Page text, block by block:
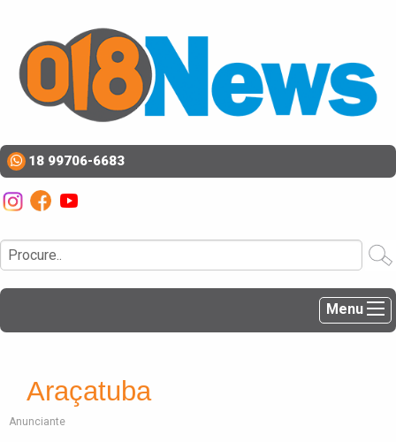
18 99706-6683
Menu
Araçatuba
Anunciante